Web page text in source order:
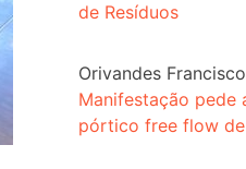
de Resíduos
Orivandes
Manifestação pede
pórtico free flow